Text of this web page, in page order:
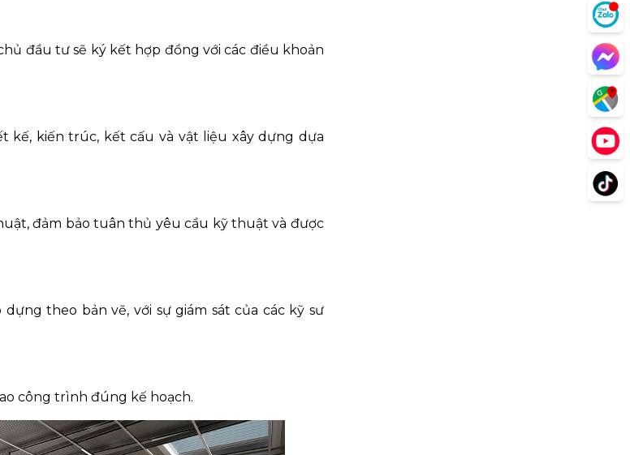
đầu tư sẽ ký kết hợp đồng với các điều khoản
kế, kiến trúc, kết cấu và vật liệu xây dựng dựa
đảm bảo tuân thủ yêu cầu kỹ thuật và được
theo bản vẽ, với sự giám sát của các kỹ sư
công trình đúng kế hoạch.